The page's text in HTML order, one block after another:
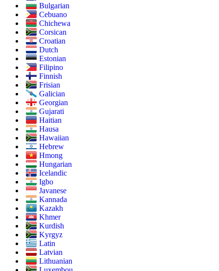
Bulgarian
Cebuano
Chichewa
Corsican
Croatian
Dutch
Estonian
Filipino
Finnish
Frisian
Galician
Georgian
Gujarati
Haitian
Hausa
Hawaiian
Hebrew
Hmong
Hungarian
Icelandic
Igbo
Javanese
Kannada
Kazakh
Khmer
Kurdish
Kyrgyz
Latin
Latvian
Lithuanian